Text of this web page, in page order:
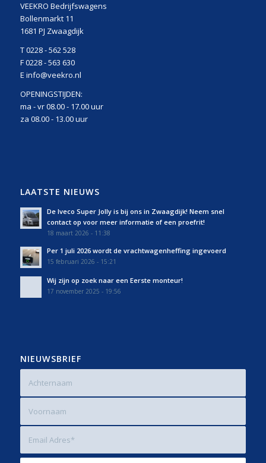
VEEKRO Bedrijfswagens
Bollenmarkt 11
1681 PJ Zwaagdijk
T 0228 - 562 528
F 0228 - 563 630
E info@veekro.nl
OPENINGSTIJDEN:
ma - vr 08.00 - 17.00 uur
za 08.00 - 13.00 uur
LAATSTE NIEUWS
De Iveco Super Jolly is bij ons in Zwaagdijk! Neem snel
contact op voor meer informatie of een proefrit!
18 maart 2026 - 11:38
Per 1 juli 2026 wordt de vrachtwagenheffing ingevoerd
15 februari 2026 - 15:21
Wij zijn op zoek naar een Eerste monteur!
17 november 2025 - 19:56
NIEUWSBRIEF